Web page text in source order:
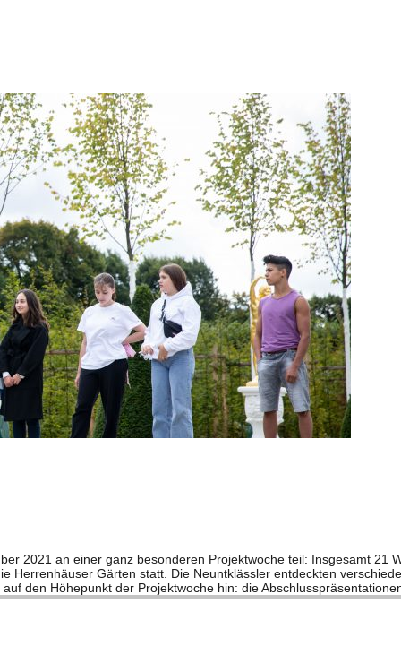
2021 an einer ganz beson­de­ren Pro­jekt­wo­che teil: Ins­ge­samt 21
Her­ren­häu­ser Gär­ten statt. Die Neunt­kläss­ler ent­deck­ten
den Höhe­punkt der Pro­jekt­wo­che hin: die